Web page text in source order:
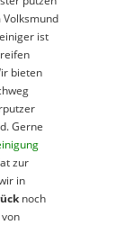
Volksmund
ist
bieten
Gerne
zur
in
noch